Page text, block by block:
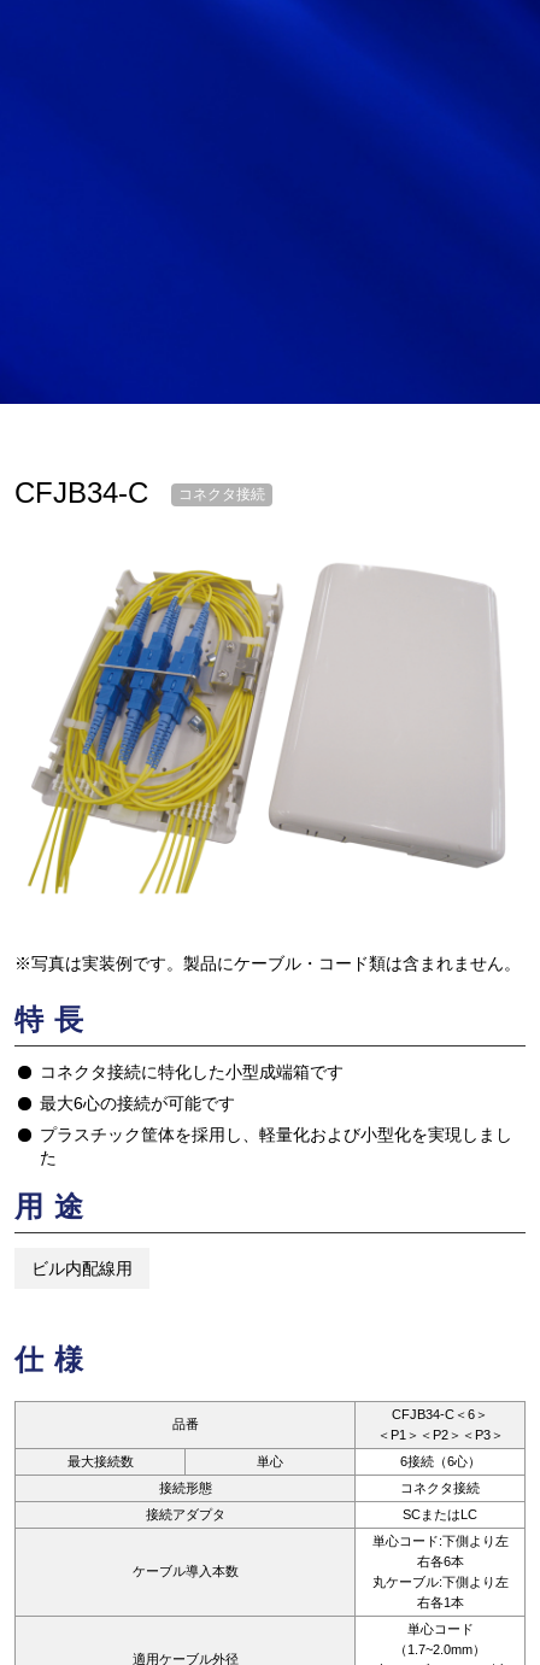
CFJB34-C コネクタ接続
※写真は実装例です。製品にケーブル・コード類は含まれません。
特長
コネクタ接続に特化した小型成端箱です
最大6心の接続が可能です
プラスチック筐体を採用し、軽量化および小型化を実現しまし
た
用途
ビル内配線用
仕様
品番
CFJB34-C＜6＞
＜P1＞＜P2＞＜P3＞
最大接続数
単心
6接続（6心）
接続形態
コネクタ接続
接続アダプタ
SCまたはLC
ケーブル導入本数
単心コード:下側より左
右各6本
丸ケーブル:下側より左
右各1本
適用ケーブル外径
単心コード
（1.7~2.0mm）